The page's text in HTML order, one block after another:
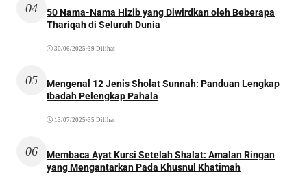
04
50 Nama-Nama Hizib yang Diwirdkan oleh Beberapa
Thariqah di Seluruh Dunia
30/06/2025 •39 Dilihat
05
Mengenal 12 Jenis Sholat Sunnah: Panduan Lengkap
Ibadah Pelengkap Pahala
13/07/2025 •35 Dilihat
06
Membaca Ayat Kursi Setelah Shalat: Amalan Ringan
yang Mengantarkan Pada Khusnul Khatimah